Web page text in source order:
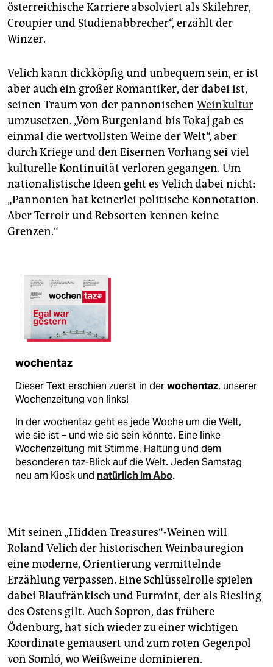
österreichische Karriere absolviert als Skilehrer,
Croupier und Studienabbrecher“, erzählt der
Winzer.
Velich kann dickköpfig und unbequem sein, er ist
aber auch ein großer Romantiker, der dabei ist,
seinen Traum von der pannonischen Weinkultur
umzusetzen. „Vom Burgenland bis Tokaj gab es
einmal die wertvollsten Weine der Welt“, aber
durch Kriege und den Eisernen Vorhang sei viel
kulturelle Kontinuität verloren gegangen. Um
nationalistische Ideen geht es Velich dabei nicht:
„Pannonien hat keinerlei politische Konnotation.
Aber Terroir und Rebsorten kennen keine
Grenzen.“
wochentaz
Dieser Text erschien zuerst in derwochentaz, unserer
Wochenzeitung von links!
In der wochentaz geht es jede Woche um die Welt,
wie sie ist – und wie sie sein könnte. Eine linke
Wochenzeitung mit Stimme, Haltung und dem
besonderen taz-Blick auf die Welt. Jeden Samstag
neu am Kiosk und natürlich im Abo.
Mit seinen „Hidden Treasures“-Weinen will
Roland Velich der historischen Weinbauregion
eine moderne, Orientierung vermittelnde
Erzählung verpassen. Eine Schlüsselrolle spielen
dabei Blaufränkisch und Furmint, der als Riesling
des Ostens gilt. Auch Sopron, das frühere
Ödenburg, hat sich wieder zu einer wichtigen
Koordinate gemausert und zum roten Gegenpol
von Somló, wo Weißweine dominieren.